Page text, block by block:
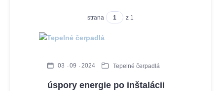
strana z 1
úspory energie po inštalácii
03 09 2024 Tepelné čerpadlá